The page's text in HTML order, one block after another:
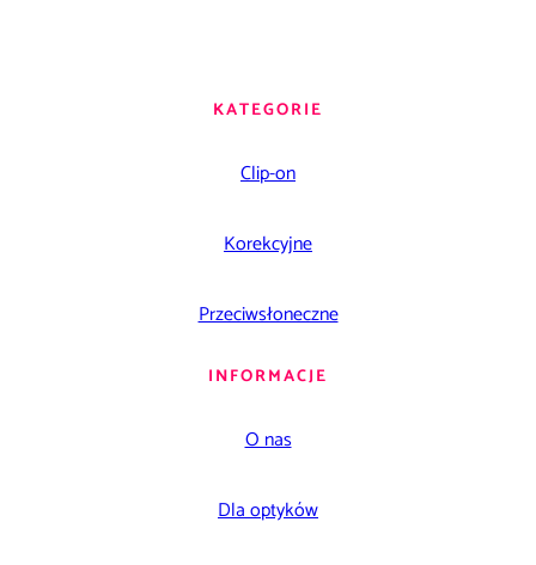
KATEGORIE
Clip-on
Korekcyjne
Przeciwsłoneczne
INFORMACJE
O nas
Dla optyków